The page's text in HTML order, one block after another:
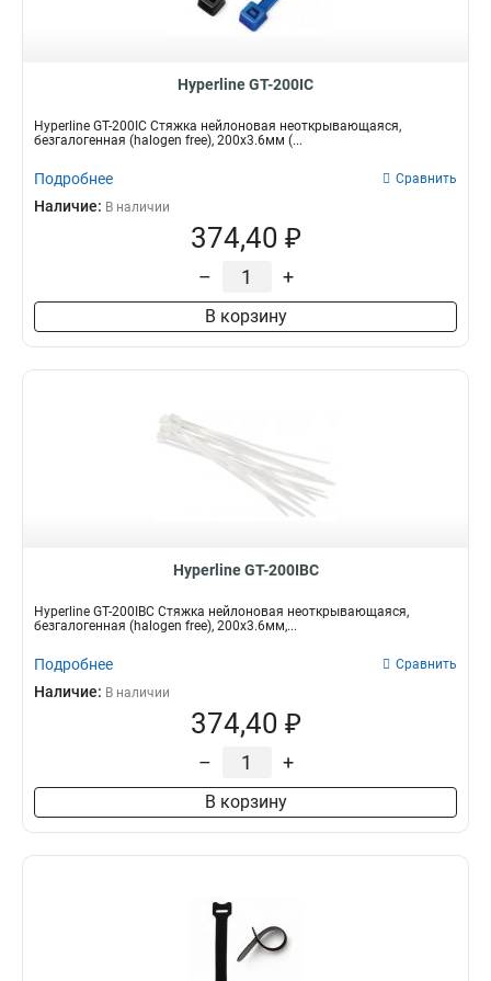
Hyperline GT-200IC
Hyperline GT-200IC Стяжка нейлоновая неоткрывающаяся,
безгалогенная (halogen free), 200x3.6мм (...
Подробнее Сравнить
Наличие: В наличии
374,40 ₽
– +
В корзину
Hyperline GT-200IBC
Hyperline GT-200IBC Стяжка нейлоновая неоткрывающаяся,
безгалогенная (halogen free), 200x3.6мм,...
Подробнее Сравнить
Наличие: В наличии
374,40 ₽
– +
В корзину